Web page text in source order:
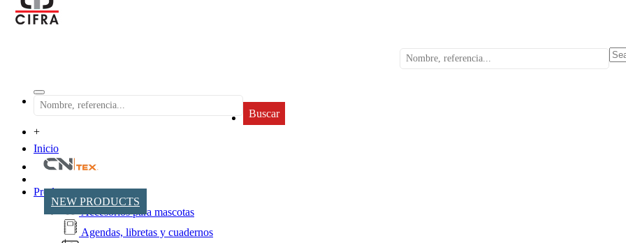
Buscar
+
Inicio
NEW PRODUCTS
Productos
Accesorios para mascotas
Agendas, libretas y cuadernos